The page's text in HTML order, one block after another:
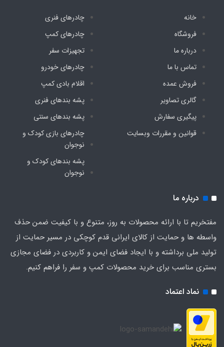
نماد اعتماد
خانه
فروشگاه
درباره ما
تماس با ما
فروش عمده
گالری تصاویر
پیگیری سفارش
قوانین و مقررات وبسایت
چادرهای فنری
چادرهای کمپ
تجهیزات سفر
چادرهای خودرو
اقلام بادی کمپ
پشه‌ بندهای فنری
پشه‌ بندهای سنتی
چادرهای بازی کودک و
نوجوان
پشه‌ بندهای کودک و
نوجوان
درباره ما
مفتخریم تا با ارائه محصولات به روز، متنوع و با کیفیت ضمن حذف
واسطه ها و حمایت از کالای ایرانی قدم کوچکی در مسیر حمایت از
تولید ملی برداشته و با ایجاد فضای ایمن و کاربردی در فضای مجازی
بستری مناسب برای خرید محصولات کمپ و سفر را فراهم کنیم.